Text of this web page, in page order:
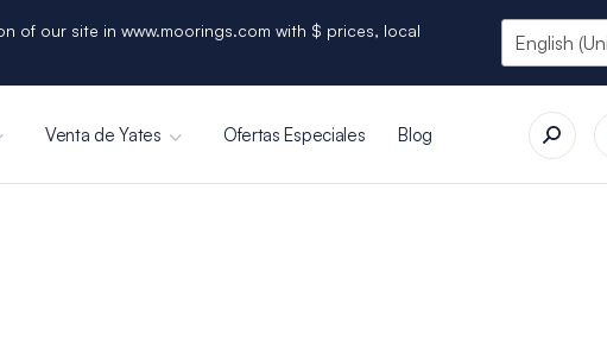
of our site in www.moorings.com with $ prices, local
Venta de Yates Ofertas Especiales Blog